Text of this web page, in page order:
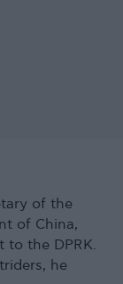
of the
of China,
to the DPRK.
he